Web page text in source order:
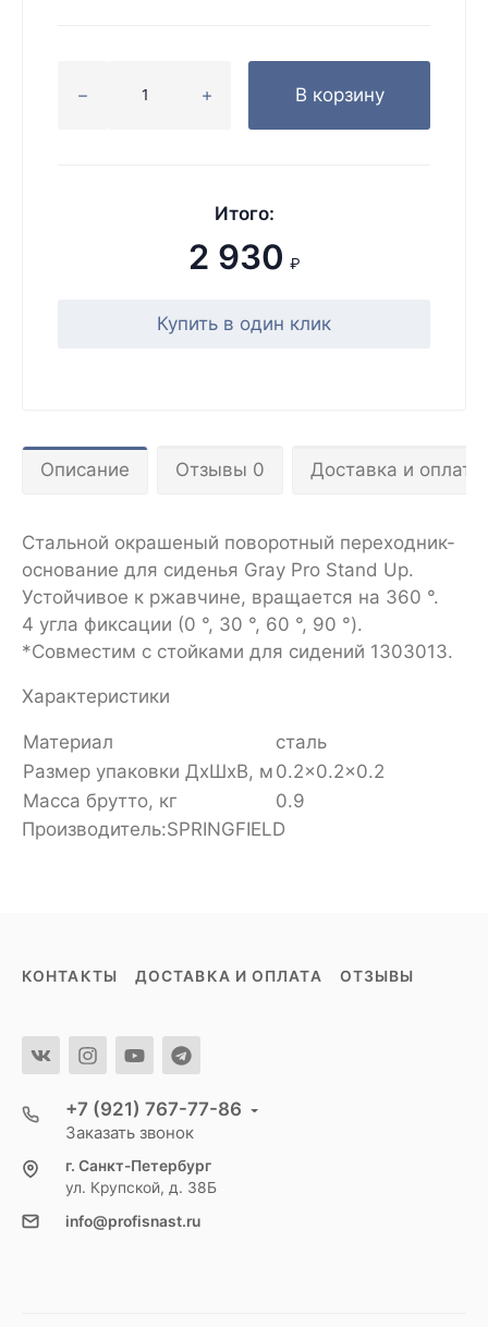
В корзину
Итого:
2 930 ₽
Купить в один клик
Описание Отзывы 0 Доставка и оплата
Стальной окрашеный поворотный переходник-
основание для сиденья Gray Pro Stand Up.
Устойчивое к ржавчине, вращается на 360 °.
4 угла фиксации (0 °, 30 °, 60 °, 90 °).
*Совместим с стойками для сидений 1303013.
Характеристики
Материал
сталь
Размер упаковки ДхШхВ, м 0.2x0.2x0.2
Масса брутто, кг
0.9
Производитель:SPRINGFIELD
КОНТАКТЫ ДОСТАВКА И ОПЛАТА ОТЗЫВЫ
+7 (921) 767-77-86
Заказать звонок
г. Санкт-Петербург
ул. Крупской, д. 38Б
info@profisnast.ru